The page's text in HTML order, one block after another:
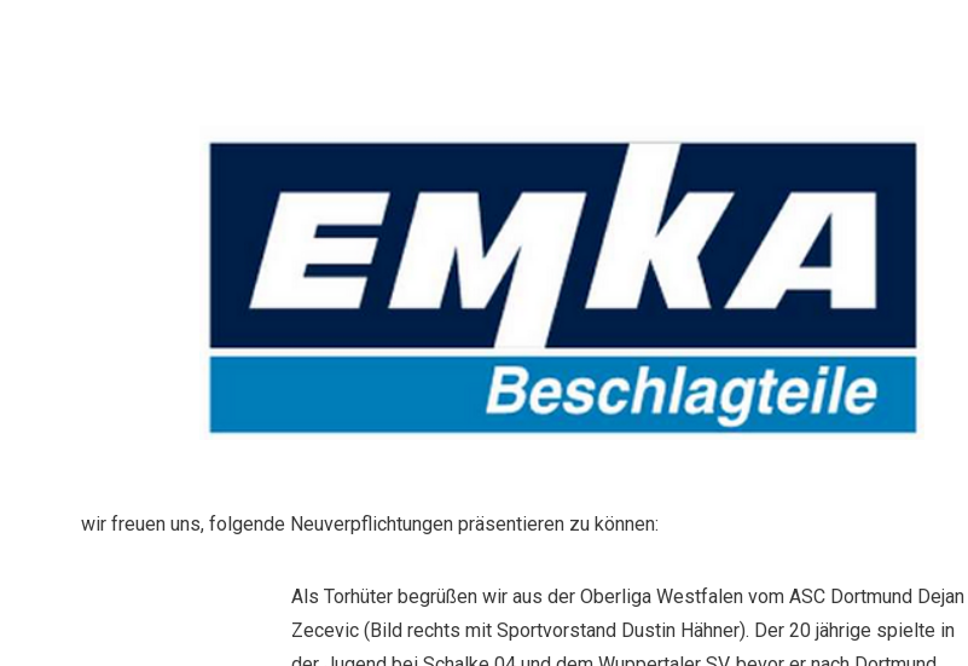
wir freuen uns, folgende Neuverpflichtungen präsentieren zu können:
Als Torhüter begrüßen wir aus der Oberliga Westfalen vom ASC Dortmund Dejan
Zecevic (Bild rechts mit Sportvorstand Dustin Hähner). Der 20 jährige spielte in